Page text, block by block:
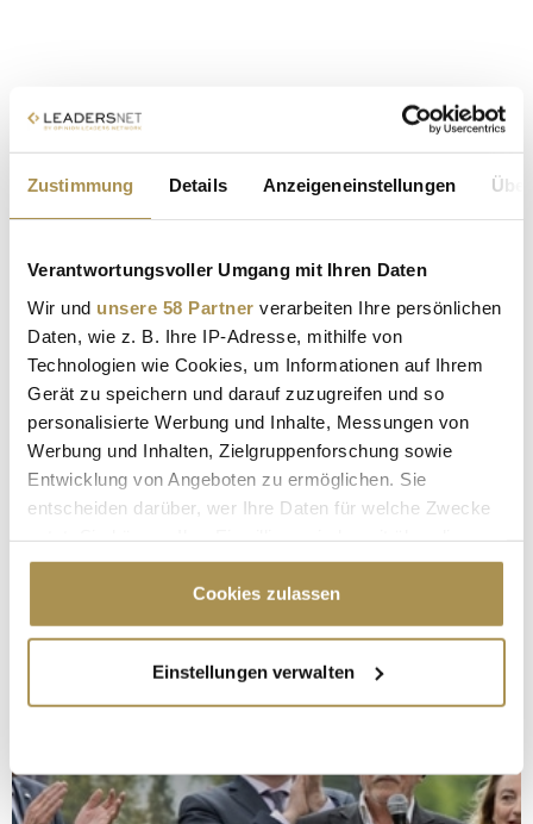
Zustimmung Details Anzeigeneinstellungen
Verantwortungsvoller Umgang mit Ihren Daten
Wir und unsere 58 Partner verarbeiten Ihre persönlichen
Daten, wie z. B. Ihre IP-Adresse, mithilfe von
Technologien wie Cookies, um Informationen auf Ihrem
Gerät zu speichern und darauf zuzugreifen und so
personalisierte Werbung und Inhalte, Messungen von
Werbung und Inhalten, Zielgruppenforschung sowie
Entwicklung von Angeboten zu ermöglichen. Sie
entscheiden darüber, wer Ihre Daten für welche Zwecke
Cookie-Erklärung oder durch Klicken auf das Privacy
Trigger Symbol ändern oder widerrufen
Informationen über Ihre geografische Lage
erfassen, welche bis auf einige Meter genau sein
bestimmten Merkmalen (Fingerprinting) identifizieren
Cookies zulassen
Einstellungen verwalten